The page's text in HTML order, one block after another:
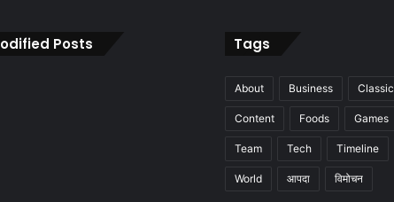
Posts Tags
About Business Classic
Content Foods Games
Team Tech Timeline
World आपदा विमोचन